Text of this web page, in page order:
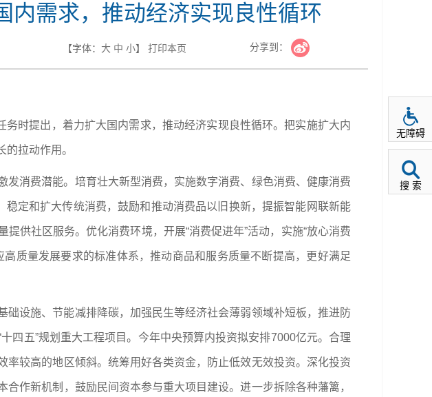
内需求，推动经济实现良性循环
【字体： 大 中 小】 打印本页 分享到：
时提出，着力扩大国内需求，推动经济实现良性循环。把实施扩大内
拉动作用。
消费潜能。培育壮大新型消费，实施数字消费、绿色消费、健康消费
定和扩大传统消费，鼓励和推动消费品以旧换新，提振智能网联新能
供社区服务。优化消费环境，开展“消费促进年”活动，实施“放心消费
质量发展要求的标准体系，推动商品和服务质量不断提高，更好满足
设施、节能减排降碳，加强民生等经济社会薄弱领域补短板，推进防
四五”规划重大工程项目。今年中央预算内投资拟安排7000亿元。合理
较高的地区倾斜。统筹用好各类资金，防止低效无效投资。深化投资
作新机制，鼓励民间资本参与重大项目建设。进一步拆除各种藩篱，
无障碍
搜 索